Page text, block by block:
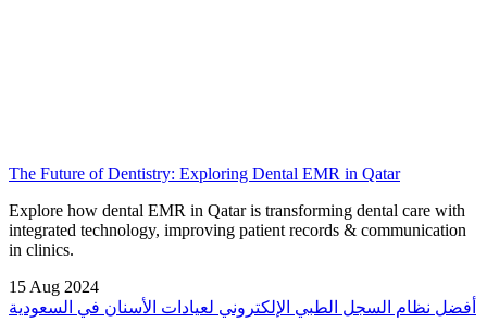
The Future of Dentistry: Exploring Dental EMR in Qatar
Explore how dental EMR in Qatar is transforming dental care with
integrated technology, improving patient records & communication
in clinics.
15 Aug 2024
أفضل نظام السجل الطبي الإلكتروني لعيادات الأسنان في السعودية